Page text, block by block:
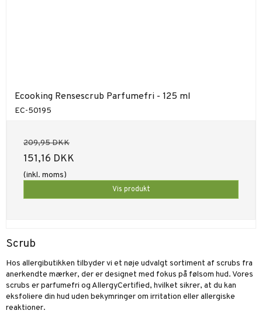
Ecooking Rensescrub Parfumefri - 125 ml
EC-50195
209,95 DKK
151,16 DKK
(inkl. moms)
Vis produkt
Scrub
Hos allergibutikken tilbyder vi et nøje udvalgt sortiment af scrubs fra
anerkendte mærker, der er designet med fokus på følsom hud. Vores
scrubs er parfumefri og AllergyCertified, hvilket sikrer, at du kan
eksfoliere din hud uden bekymringer om irritation eller allergiske
reaktioner.